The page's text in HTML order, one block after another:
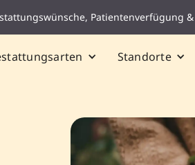
Patientenverfügung
Standorte